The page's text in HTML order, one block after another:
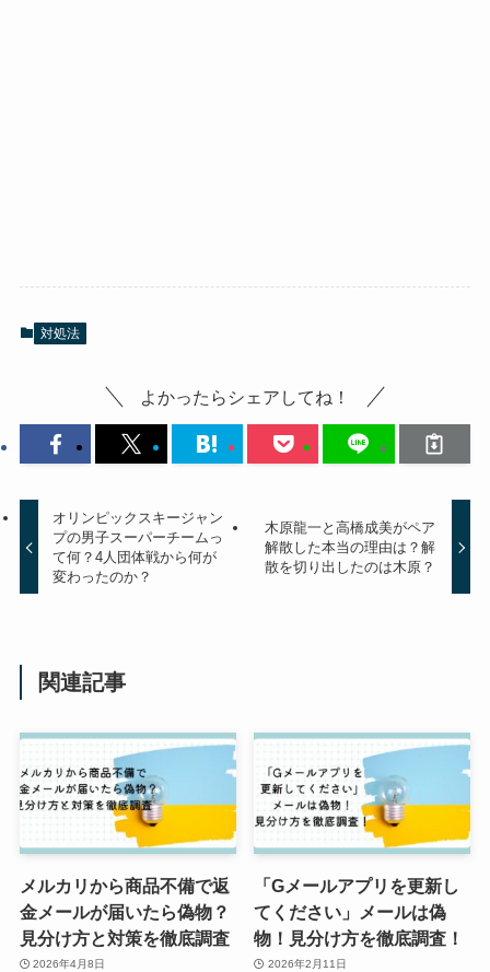
対処法
よかったらシェアしてね！
オリンピックスキージャン
プの男子スーパーチームっ
て何？4人団体戦から何が
変わったのか？
木原龍一と高橋成美がペア
解散した本当の理由は？解
散を切り出したのは木原？
関連記事
メルカリから商品不備で返
金メールが届いたら偽物？
見分け方と対策を徹底調査
2026年4月8日
「Gメールアプリを更新し
てください」メールは偽
物！見分け方を徹底調査！
2026年2月11日